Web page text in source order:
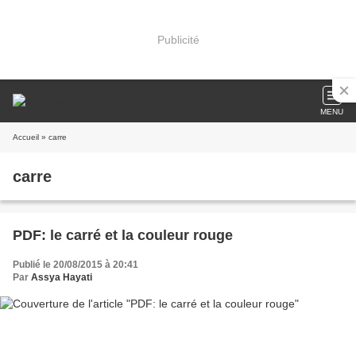
Publicité
MENU
Accueil » carre
carre
PDF: le carré et la couleur rouge
Publié le 20/08/2015 à 20:41
Par Assya Hayati